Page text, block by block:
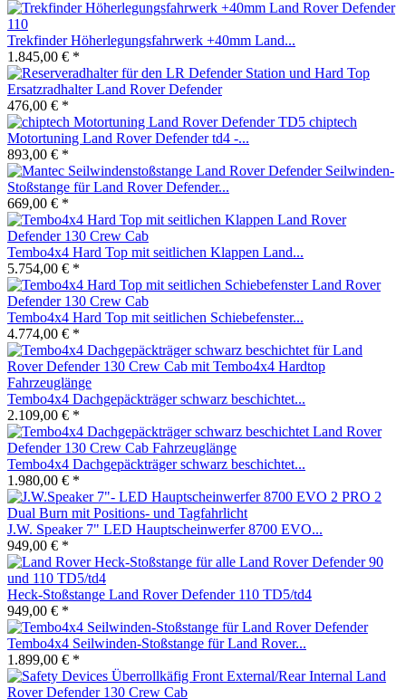
Trekfinder Höherlegungsfahrwerk +40mm Land...
1.845,00 € *
Ersatzradhalter Land Rover Defender
476,00 € *
chiptech
Motortuning Land Rover Defender td4 -...
893,00 € *
Seilwinden-
Stoßstange für Land Rover Defender...
669,00 € *
Tembo4x4 Hard Top mit seitlichen Klappen Land...
5.754,00 € *
Tembo4x4 Hard Top mit seitlichen Schiebefenster...
4.774,00 € *
Tembo4x4 Dachgepäckträger schwarz beschichtet...
2.109,00 € *
Tembo4x4 Dachgepäckträger schwarz beschichtet...
1.980,00 € *
J.W. Speaker 7" LED Hauptscheinwerfer 8700 EVO...
949,00 € *
Heck-Stoßstange Land Rover Defender 110 TD5/td4
949,00 € *
Tembo4x4 Seilwinden-Stoßstange für Land Rover...
1.899,00 € *